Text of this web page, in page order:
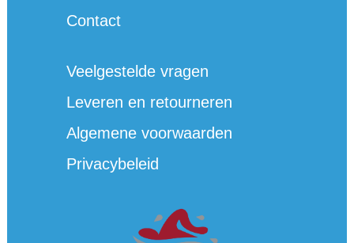
Contact
Veelgestelde vragen
Leveren en retourneren
Algemene voorwaarden
Privacybeleid